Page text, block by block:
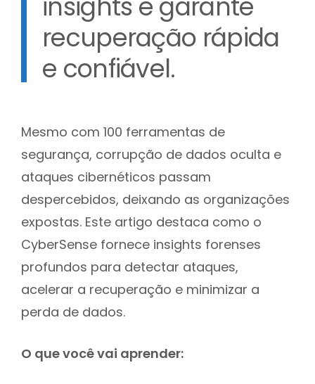
insights e garante
recuperação rápida
e confiável.
Mesmo com 100 ferramentas de
segurança, corrupção de dados oculta e
ataques cibernéticos passam
despercebidos, deixando as organizações
expostas. Este artigo destaca como o
CyberSense fornece insights forenses
profundos para detectar ataques,
acelerar a recuperação e minimizar a
perda de dados.
O que você vai aprender: